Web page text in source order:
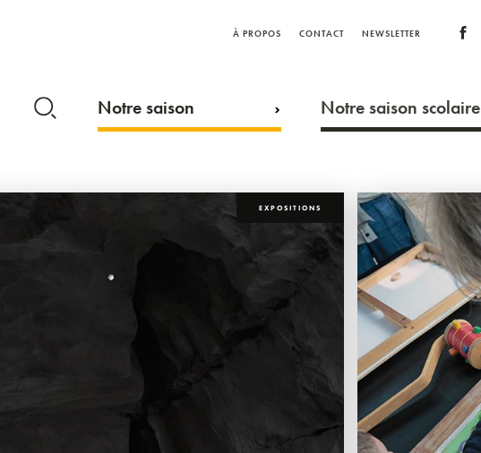
À PROPOS CONTACT NEWSLETTER
Notre saison Notre saison scolaire
EXPOSITIONS